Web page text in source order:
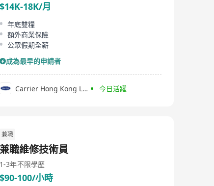
$14K-18K/月
年底雙糧
額外商業保險
公眾假期全薪
成為最早的申請者
Carrier Hong Kong Limited 今日活躍
兼職
兼職維修技術員
1-3年不限學歷
$90-100/小時